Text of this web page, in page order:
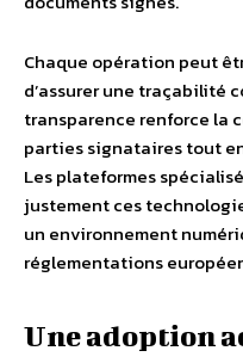
Chaque opération peut
d’assurer une traçabilité
transparence renforce la
parties signataires tout
Les plateformes
justement ces
un environnement
réglementations
Une adoption